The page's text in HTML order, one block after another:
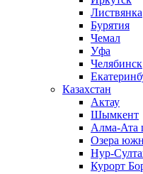
Листвянка
Бурятия
Чемал
Уфа
Челябинск
Казахстан
Актау
Шымкент
Алма-Ата
Озера
Нур-
Курорт